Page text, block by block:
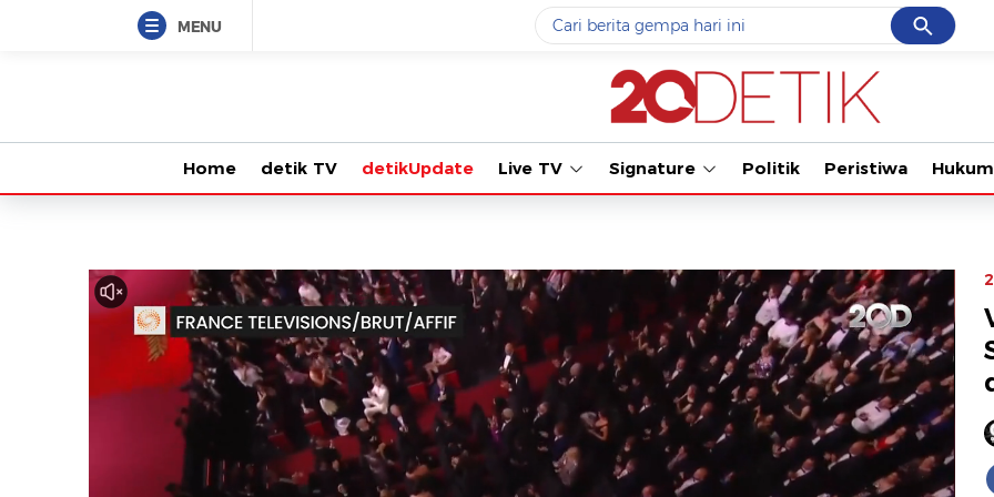
MENU Cancel
Yang sedang ramai dicari
data live draw sgp
#3prabowo
#5gempa hari ini
Promoted
Terakhir yang dicari
Loading...
Tonton kabar
Home detik TV detikUpdate Live TV Signature Politik Peristiwa Hukum